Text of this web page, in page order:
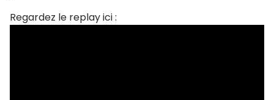
Regardez le replay ici :